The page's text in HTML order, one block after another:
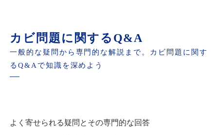
カビ問題に関するQ&A
一般的な疑問から専門的な解説まで。カビ問題に関す
るQ&Aで知識を深めよう
よく寄せられる疑問とその専門的な回答